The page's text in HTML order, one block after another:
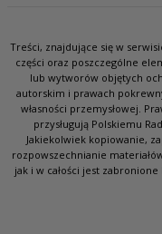
Treści, znajdujące się w
części oraz poszczególne
lub wytworów objętych
autorskim i prawach
własności przemysłowej.
przysługują Polskiemu
Jakiekolwiek kopiowanie,
rozpowszechnianie
jak i w całości jest